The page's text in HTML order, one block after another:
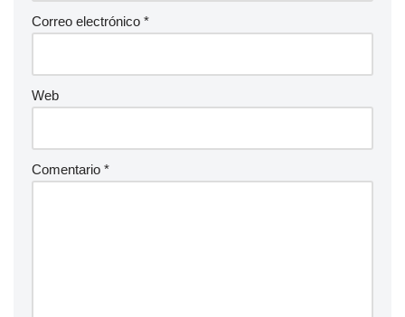
Correo electrónico *
Web
Comentario *